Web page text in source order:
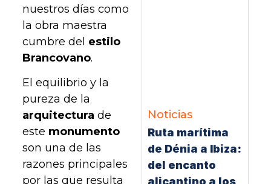
nuestros días como
la obra maestra
cumbre del estilo
Brancovano.
El equilibrio y la
pureza de la
arquitectura de
este monumento
son una de las
razones principales
por las que resulta
Noticias
Ruta marítima
de Dénia a Ibiza:
del encanto
alicantino a los